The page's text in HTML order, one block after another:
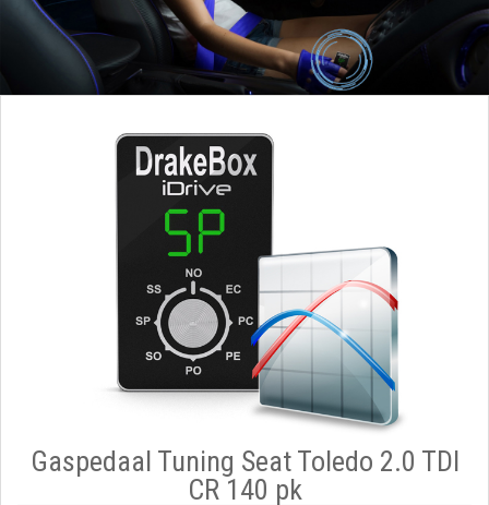
Gaspedaal Tuning Seat Toledo 2.0 TDI
CR 140 pk